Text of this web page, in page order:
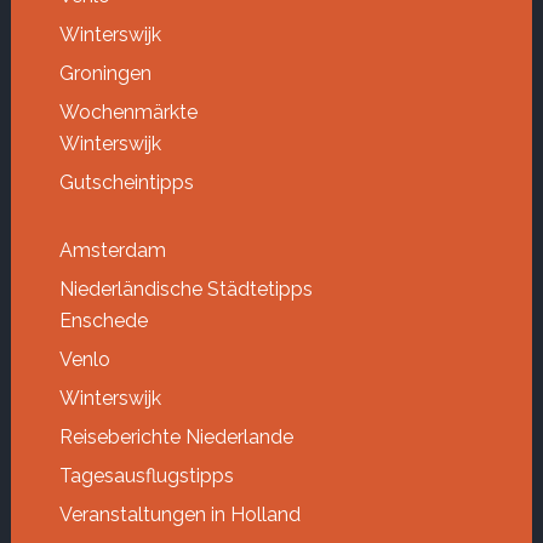
Winterswijk
Groningen
Wochenmärkte
Winterswijk
Gutscheintipps
Amsterdam
Niederländische Städtetipps
Enschede
Venlo
Winterswijk
Reiseberichte Niederlande
Tagesausflugstipps
Veranstaltungen in Holland